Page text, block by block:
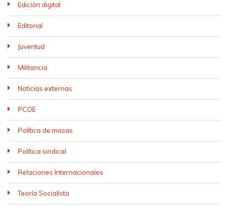
Edición digital
Editorial
Juventud
Militancia
Noticias externas
PCOE
Política de masas
Política sindical
Relaciones Internacionales
Teoría Socialista